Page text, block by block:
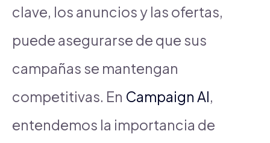
clave, los anuncios y las ofertas,
puede asegurarse de que sus
campañas se mantengan
competitivas. En Campaign AI,
entendemos la importancia de